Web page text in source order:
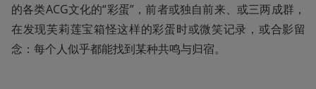
的各类ACG文化的“彩蛋”，前者或独自前来、或三两成群，
在发现芙莉莲宝箱怪这样的彩蛋时或微笑记录，或合影留
念：每个人似乎都能找到某种共鸣与归宿。